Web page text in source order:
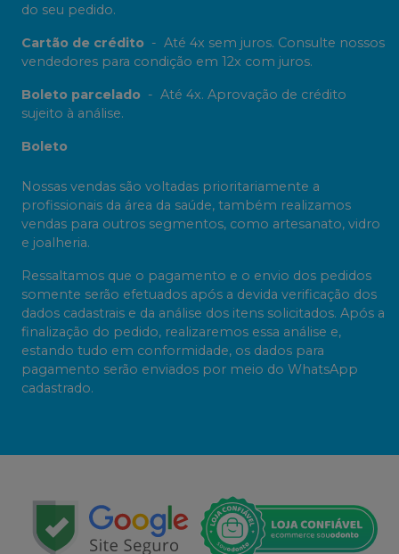
do seu pedido.
Cartão de crédito - Até 4x sem juros. Consulte nossos
vendedores para condição em 12x com juros.
Boleto parcelado - Até 4x. Aprovação de crédito
sujeito à análise.
Boleto
Nossas vendas são voltadas prioritariamente a
profissionais da área da saúde, também realizamos
vendas para outros segmentos, como artesanato, vidro
e joalheria.
Ressaltamos que o pagamento e o envio dos pedidos
somente serão efetuados após a devida verificação dos
dados cadastrais e da análise dos itens solicitados. Após a
finalização do pedido, realizaremos essa análise e,
estando tudo em conformidade, os dados para
pagamento serão enviados por meio do WhatsApp
cadastrado.